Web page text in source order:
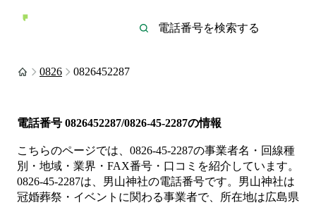
0826 0826452287
電話番号 0826452287/0826-45-2287の情報
こちらのページでは、 0826-45-2287の事業者名・回線種
別・地域・業界・FAX番号・口コミを紹介しています。
0826-45-2287は、 男山神社の電話番号です。 男山神社は
冠婚葬祭・イベント に関わる事業者で、所在地は広島県